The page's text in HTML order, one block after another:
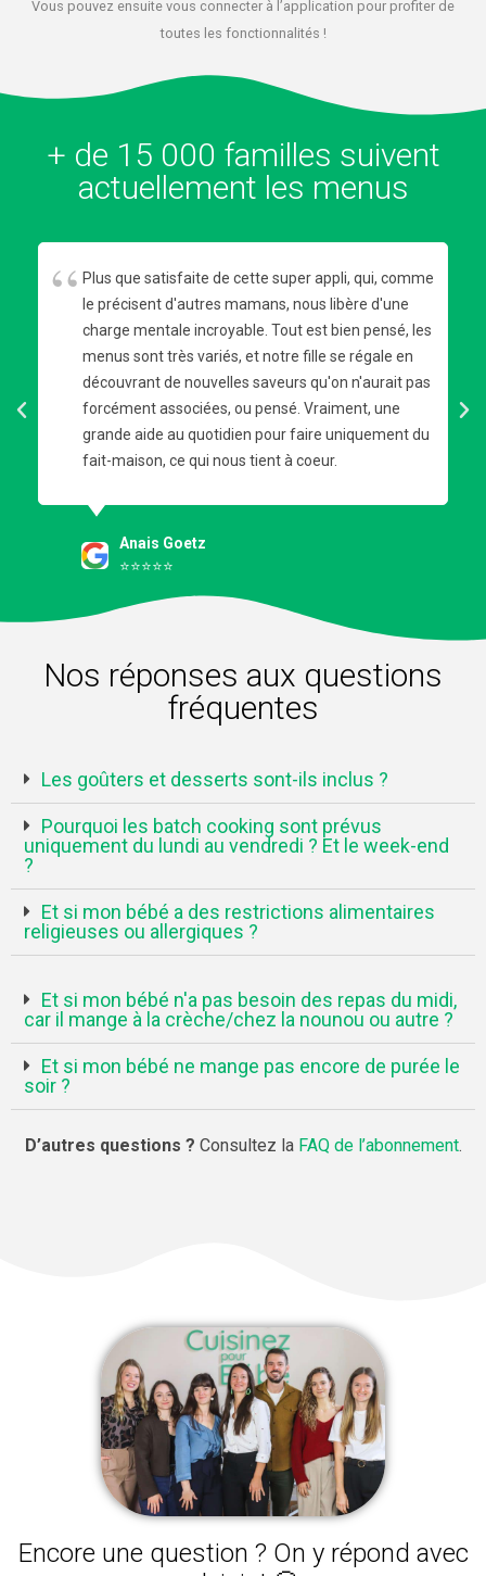
Vous pouvez ensuite vous connecter à l’application pour profiter de
toutes les fonctionnalités !
+ de 15 000 familles suivent
actuellement les menus
Plus que satisfaite de cette super appli, qui, comme
le précisent d'autres mamans, nous libère d'une
charge mentale incroyable. Tout est bien pensé, les
menus sont très variés, et notre fille se régale en
découvrant de nouvelles saveurs qu'on n'aurait pas
forcément associées, ou pensé. Vraiment, une
grande aide au quotidien pour faire uniquement du
fait-maison, ce qui nous tient à coeur.
Anais Goetz
⭐️⭐️⭐️⭐️⭐️
Nos réponses aux questions
fréquentes
Les goûters et desserts sont-ils inclus ?
Pourquoi les batch cooking sont prévus
uniquement du lundi au vendredi ? Et le week-end
?
Et si mon bébé a des restrictions alimentaires
religieuses ou allergiques ?
Et si mon bébé n'a pas besoin des repas du midi,
car il mange à la crèche/chez la nounou ou autre ?
Et si mon bébé ne mange pas encore de purée le
soir ?
D’autres questions ? Consultez la FAQ de l’abonnement.
Encore une question ? On y répond avec